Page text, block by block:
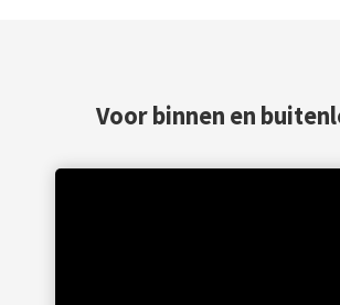
Voor binnen en